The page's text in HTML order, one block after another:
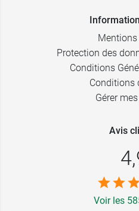
Protection des
Conditions
Conditions
Gérer
Avis
Voir les